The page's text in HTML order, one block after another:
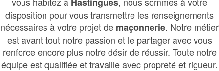
disposition pour vous transmettre les renseignements
nécessaires à votre projet de maçonnerie. Notre métier
est avant tout notre passion et le partager avec vous
renforce encore plus notre désir de réussir. Toute notre
équipe est qualifiée et travaille avec propreté et rigueur.